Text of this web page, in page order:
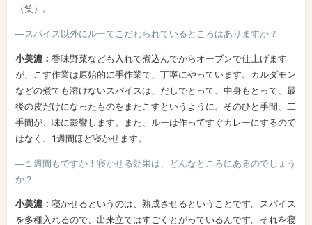
（笑）。
―スパイス以外にルーでこだわられているところはありますか？
小美濃： 香味野菜なども入れて煮込んでからオーブンで仕上げます
が、こす作業は原始的に手作業で、丁寧にやっています。カルダモン
などの煮ても溶けないスパイスは、だしでとって、中身もとって、最
後の皮だけになったものをまたこすというように。そのひと手間、二
手間が、味に影響します。また、ルーは作ってすぐカレーにするので
はなく、1週間ほど寝かせます。
―１週間もですか！寝かせる効果は、どんなところにあるのでしょう
か？
小美濃： 寝かせるというのは、熟成させるということです。スパイス
を多種入れるので、出来立てはすごくとがっているんです。それを寝